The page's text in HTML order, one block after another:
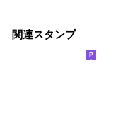
関連スタンプ